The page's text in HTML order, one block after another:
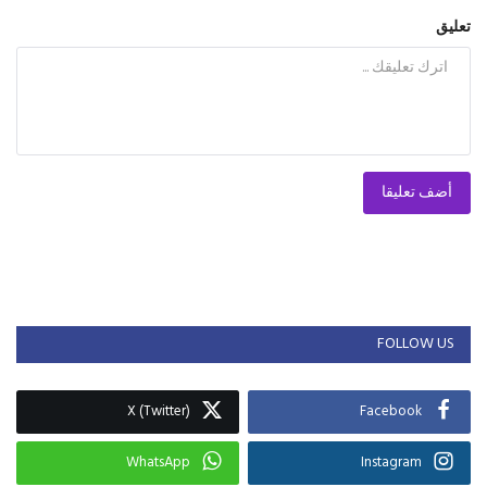
تعليق
أضف تعليقا
FOLLOW US
Facebook
X (Twitter)
Instagram
WhatsApp